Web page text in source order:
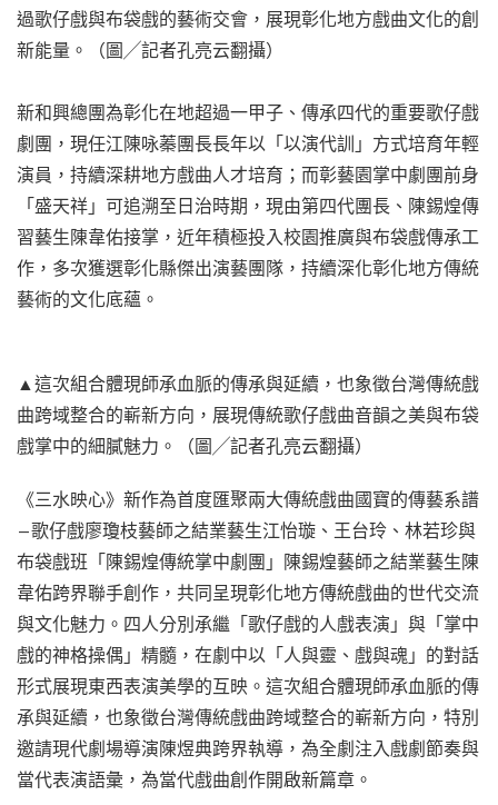
過歌仔戲與布袋戲的藝術交會，展現彰化地方戲曲文化的創
新能量。（圖╱記者孔亮云翻攝）
新和興總團為彰化在地超過一甲子、傳承四代的重要歌仔戲
劇團，現任江陳咏蓁團長長年以「以演代訓」方式培育年輕
演員，持續深耕地方戲曲人才培育；而彰藝園掌中劇團前身
「盛天祥」可追溯至日治時期，現由第四代團長、陳錫煌傳
習藝生陳韋佑接掌，近年積極投入校園推廣與布袋戲傳承工
作，多次獲選彰化縣傑出演藝團隊，持續深化彰化地方傳統
藝術的文化底蘊。
▲這次組合體現師承血脈的傳承與延續，也象徵台灣傳統戲
曲跨域整合的嶄新方向，展現傳統歌仔戲曲音韻之美與布袋
戲掌中的細膩魅力。（圖╱記者孔亮云翻攝）
《三水映心》新作為首度匯聚兩大傳統戲曲國寶的傳藝系譜
—歌仔戲廖瓊枝藝師之結業藝生江怡璇、王台玲、林若珍與
布袋戲班「陳錫煌傳統掌中劇團」陳錫煌藝師之結業藝生陳
韋佑跨界聯手創作，共同呈現彰化地方傳統戲曲的世代交流
與文化魅力。四人分別承繼「歌仔戲的人戲表演」與「掌中
戲的神格操偶」精髓，在劇中以「人與靈、戲與魂」的對話
形式展現東西表演美學的互映。這次組合體現師承血脈的傳
承與延續，也象徵台灣傳統戲曲跨域整合的嶄新方向，特別
邀請現代劇場導演陳煜典跨界執導，為全劇注入戲劇節奏與
當代表演語彙，為當代戲曲創作開啟新篇章。